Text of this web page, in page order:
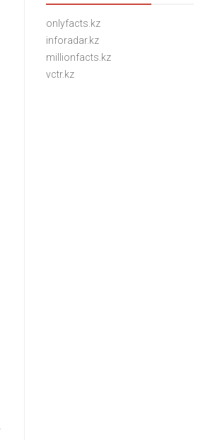
onlyfacts.kz
inforadar.kz
millionfacts.kz
vctr.kz